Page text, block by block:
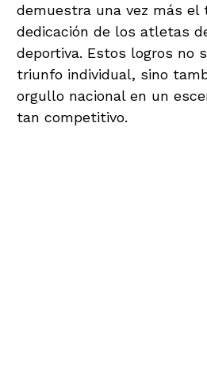
demuestra una vez más el
dedicación de los atletas
deportiva. Estos logros no
triunfo individual, sino
orgullo nacional en un
tan competitivo.